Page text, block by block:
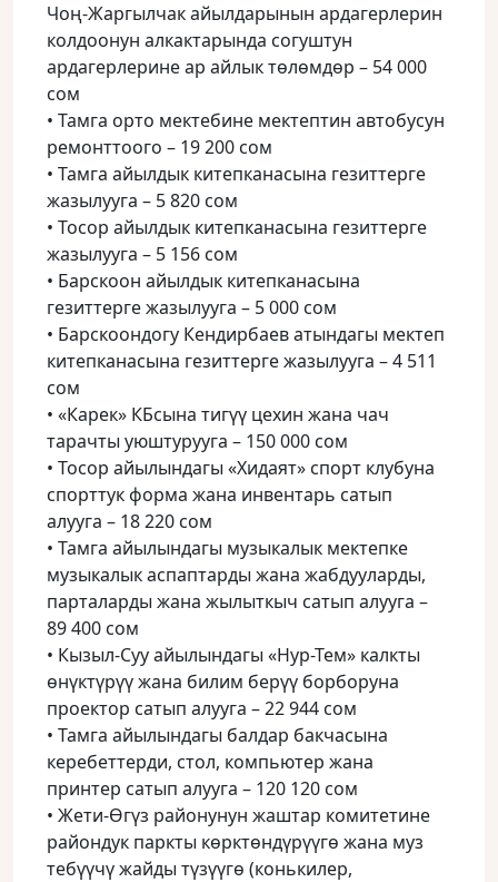
Чоң-Жаргылчак айылдарынын ардагерлерин
колдоонун алкактарында согуштун
ардагерлерине ар айлык төлөмдөр – 54 000
сом
• Тамга орто мектебине мектептин автобусун
ремонттоого – 19 200 сом
• Тамга айылдык китепканасына гезиттерге
жазылууга – 5 820 сом
• Тосор айылдык китепканасына гезиттерге
жазылууга – 5 156 сом
• Барскоон айылдык китепканасына
гезиттерге жазылууга – 5 000 сом
• Барскоондогу Кендирбаев атындагы мектеп
китепканасына гезиттерге жазылууга – 4 511
сом
• «Карек» КБсына тигүү цехин жана чач
тарачты уюштурууга – 150 000 сом
• Тосор айылындагы «Хидаят» спорт клубуна
спорттук форма жана инвентарь сатып
алууга – 18 220 сом
• Тамга айылындагы музыкалык мектепке
музыкалык аспаптарды жана жабдууларды,
парталарды жана жылыткыч сатып алууга –
89 400 сом
• Кызыл-Суу айылындагы «Нур-Тем» калкты
өнүктүрүү жана билим берүү борборуна
проектор сатып алууга – 22 944 сом
• Тамга айылындагы балдар бакчасына
керебеттерди, стол, компьютер жана
принтер сатып алууга – 120 120 сом
• Жети-Өгүз районунун жаштар комитетине
райондук паркты көрктөндүрүүгө жана муз
тебүүчү жайды түзүүгө (конькилер,